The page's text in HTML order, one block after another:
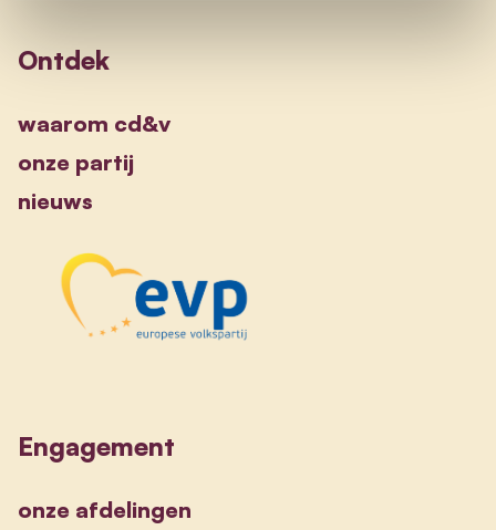
Ontdek
waarom cd&v
onze partij
nieuws
Engagement
onze afdelingen